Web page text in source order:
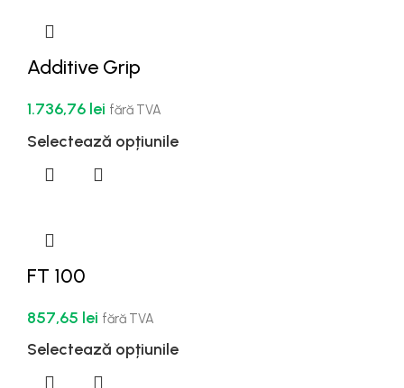
Additive Grip
1.736,76 lei fără TVA
Selectează opțiunile
FT 100
857,65 lei fără TVA
Selectează opțiunile